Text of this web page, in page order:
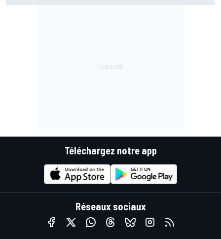
Téléchargez notre app
Réseaux sociaux